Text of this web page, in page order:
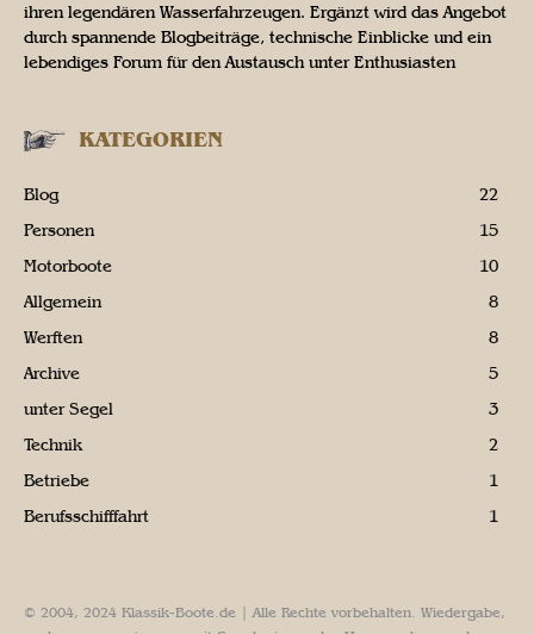
ihren legendären Wasserfahrzeugen. Ergänzt wird das Angebot
durch spannende Blogbeiträge, technische Einblicke und ein
lebendiges Forum für den Austausch unter Enthusiasten
KATEGORIEN
Blog
22
Personen
15
Motorboote
10
Allgemein
8
Werften
8
Archive
5
unter Segel
3
Technik
2
Betriebe
1
Berufsschifffahrt
1
© 2004, 2024 Klassik-Boote.de | Alle Rechte vorbehalten. Wiedergabe,